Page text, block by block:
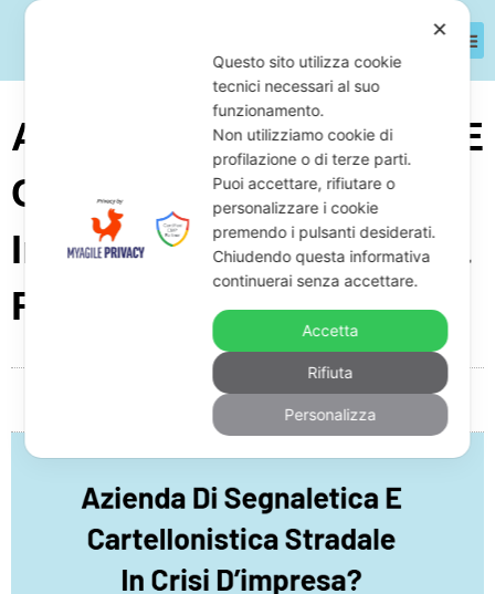
Azienda Di Segnaletica E
Cartellonistica Stradale
In Crisi D’impresa: Cosa
Fare Con L’Avvocato
Giuseppe Monardo 05:11
✕
Questo sito utilizza cookie
tecnici necessari al suo
funzionamento.
Non utilizziamo cookie di
profilazione o di terze parti.
Puoi accettare, rifiutare o
personalizzare i cookie
premendo i pulsanti desiderati.
Chiudendo questa informativa
continuerai senza accettare.
Accetta
Rifiuta
Personalizza